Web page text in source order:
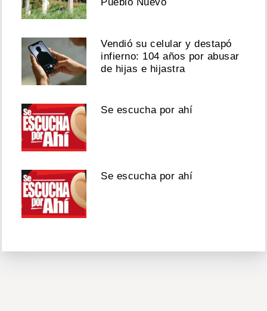
Pueblo Nuevo
Vendió su celular y destapó
infierno: 104 años por abusar
de hijas e hijastra
Se escucha por ahí
Se escucha por ahí